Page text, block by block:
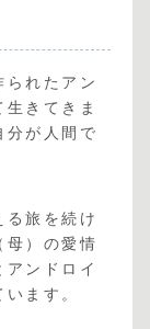
られたアン
きてきま
分が人間で
旅を続け
母）の愛情
ンドロイ
ます。